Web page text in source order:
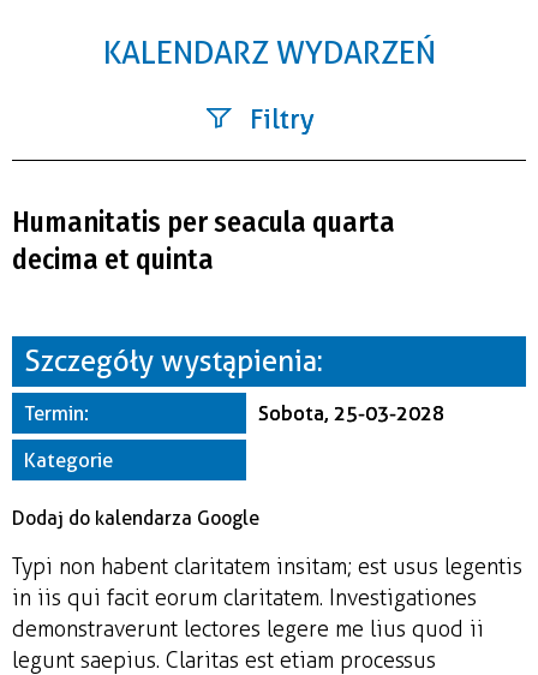
KALENDARZ WYDARZEŃ
Filtry
—
Miejsce
Organizator
Humanitatis per seacula quarta
decima et quinta
Szczegóły wystąpienia:
Termin:
Sobota, 25-03-2028
Kategorie
Dodaj do kalendarza Google
Typi non habent claritatem insitam; est usus legentis
in iis qui facit eorum claritatem. Investigationes
demonstraverunt lectores legere me lius quod ii
legunt saepius. Claritas est etiam processus